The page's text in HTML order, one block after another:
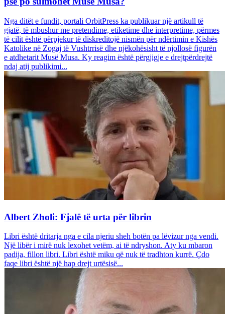
Nga ditët e fundit, portali OrbitPress ka publikuar një artikull të
gjatë, të mbushur me pretendime, etiketime dhe interpretime, përmes
të cilit është përpjekur të diskreditojë nismën për ndërtimin e Kishës
Katolike në Zogaj të Vushtrrisë dhe njëkohësisht të njollosë figurën
e atdhetarit Musë Musa. Ky reagim është përgjigje e drejtpërdrejtë
ndaj atij publikimi...
Albert Zholi: Fjalë të urta për librin
Libri është dritarja nga e cila njeriu sheh botën pa lëvizur nga vendi.
Një libër i mirë nuk lexohet vetëm, ai të ndryshon. Aty ku mbaron
padija, fillon libri. Libri është miku që nuk të tradhton kurrë. Çdo
faqe libri është një hap drejt urtësisë...